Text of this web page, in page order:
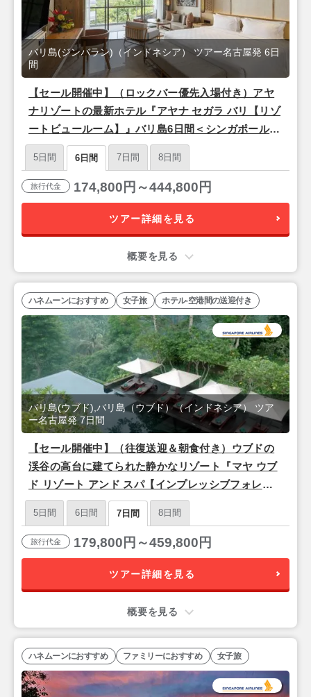
【セール開催中】（ロックバー優先入場付き）アヤ
ナリゾートの最新ホテル『アヤナ セガラ バリ【リゾ
ートビュールーム】』バリ島6日間＜シンガポール航
空/名古屋発＞
バリ島(ジンバラン)（インドネシア） ツアー名古屋発 6日
間
5日間 6日間 7日間 8日間
旅行代金 174,800円～444,800円
ツアー詳細を見る
概要を見る
【セール開催中】（往復送迎＆朝食付き）ウブドの
渓谷の高台に建てられた静かなリゾート『マヤ ウブ
ド リゾート アンド スパ【インプレッシブフォレス
トスイート】』バリ島7日間＜シンガポール航空/名
古屋発＞
バリ島(ウブド),バリ島（ウブド）（インドネシア） ツア
ー名古屋発 7日間
ハネムーンにおすすめ 女子旅 ホテル-空港間の送迎付き
5日間 6日間 7日間 8日間
旅行代金 179,800円～459,800円
ツアー詳細を見る
概要を見る
ハネムーンにおすすめ ファミリーにおすすめ 女子旅